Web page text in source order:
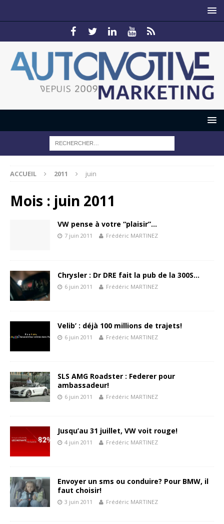
ACCUEIL 2011 juin
Mois : juin 2011
VW pense à votre “plaisir”…
7 juin 2011 Frédéric MARTINEZ
Chrysler : Dr DRE fait la pub de la 300S…
6 juin 2011 Frédéric MARTINEZ
Velib’ : déjà 100 millions de trajets!
6 juin 2011 Frédéric MARTINEZ
SLS AMG Roadster : Federer pour
ambassadeur!
6 juin 2011 Frédéric MARTINEZ
Jusqu’au 31 juillet, VW voit rouge!
4 juin 2011 Frédéric MARTINEZ
Envoyer un sms ou conduire? Pour BMW, il
faut choisir!
3 juin 2011 Frédéric MARTINEZ